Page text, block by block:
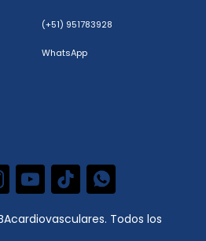
(+51) 951783928
WhatsApp
Todos los